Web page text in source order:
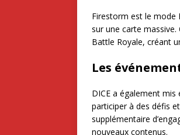
Firestorm est le mode
sur une carte
Battle Royale, créant
Les
DICE a également
participer à des défis
supplémentaire
nouveaux contenus.